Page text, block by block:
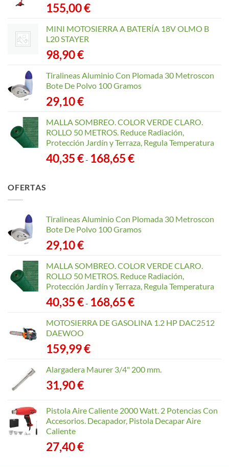
155,00€
MINI MOTOSIERRA A BATERÍA 18V OLMO B
L20 STAYER
98,90€
Tiralineas Aluminio Con Plomada 30 Metroscon
Bote De Polvo 100 Gramos
29,10€
MALLA SOMBREO. COLOR VERDE CLARO.
ROLLO 50 METROS. Reduce Radiación,
Protección Jardín y Terraza, Regula Temperatura
40,35€- 168,65€Rango
168,65 €
OFERTAS
Tiralineas Aluminio Con Plomada 30 Metroscon
Bote De Polvo 100 Gramos
29,10€
MALLA SOMBREO. COLOR VERDE CLARO.
ROLLO 50 METROS. Reduce Radiación,
Protección Jardín y Terraza, Regula Temperatura
40,35€- 168,65€Rango
precios:
MOTOSIERRA DE GASOLINA 1.2 HP DAC2512
DAEWOO
159,99€
Alargadera Maurer 3/4" 200 mm.
31,90€
Pistola Aire Caliente 2000 Watt. 2 Potencias Con
Accesorios. Decapador, Pistola Decapar Aire
Caliente
27,40€